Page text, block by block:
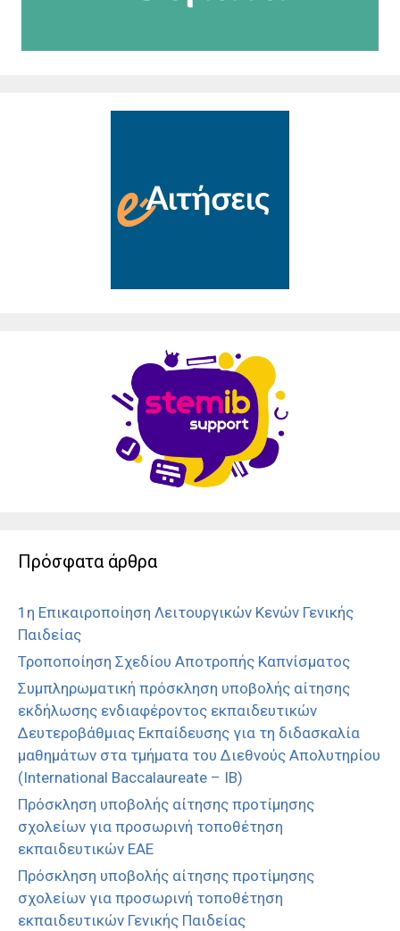
Πρόσφατα άρθρα
1η Επικαιροποίηση Λειτουργικών Κενών Γενικής
Παιδείας
Τροποποίηση Σχεδίου Αποτροπής Καπνίσματος
Συμπληρωματική πρόσκληση υποβολής αίτησης
εκδήλωσης ενδιαφέροντος εκπαιδευτικών
Δευτεροβάθμιας Εκπαίδευσης για τη διδασκαλία
μαθημάτων στα τμήματα του Διεθνούς Απολυτηρίου
(International Baccalaureate – IB)
Πρόσκληση υποβολής αίτησης προτίμησης
σχολείων για προσωρινή τοποθέτηση
εκπαιδευτικών ΕΑΕ
Πρόσκληση υποβολής αίτησης προτίμησης
σχολείων για προσωρινή τοποθέτηση
εκπαιδευτικών Γενικής Παιδείας